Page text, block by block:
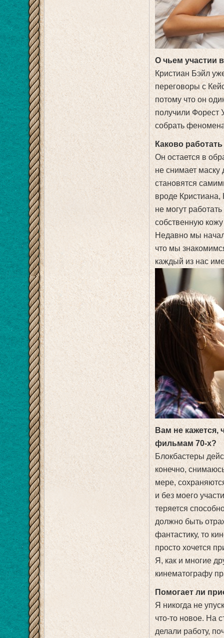
О чьем участии
Кристиан Бэйл
переговоры с
потому что он
получили Форест
собрать
Каково
Он остается в
не снимает
становятся
вроде
не могут
собственную
Недавно мы
что мы
каждый из нас
Вам не кажется,
фильмам 70-х?
Блокбастеры
конечно,
мере,
и без моего
теряется
должно быть
фантастику, то
просто хочется
Я, как и многие
кинематографу
Помогает ли
Я никогда не
что-то новое. На
делали работу,